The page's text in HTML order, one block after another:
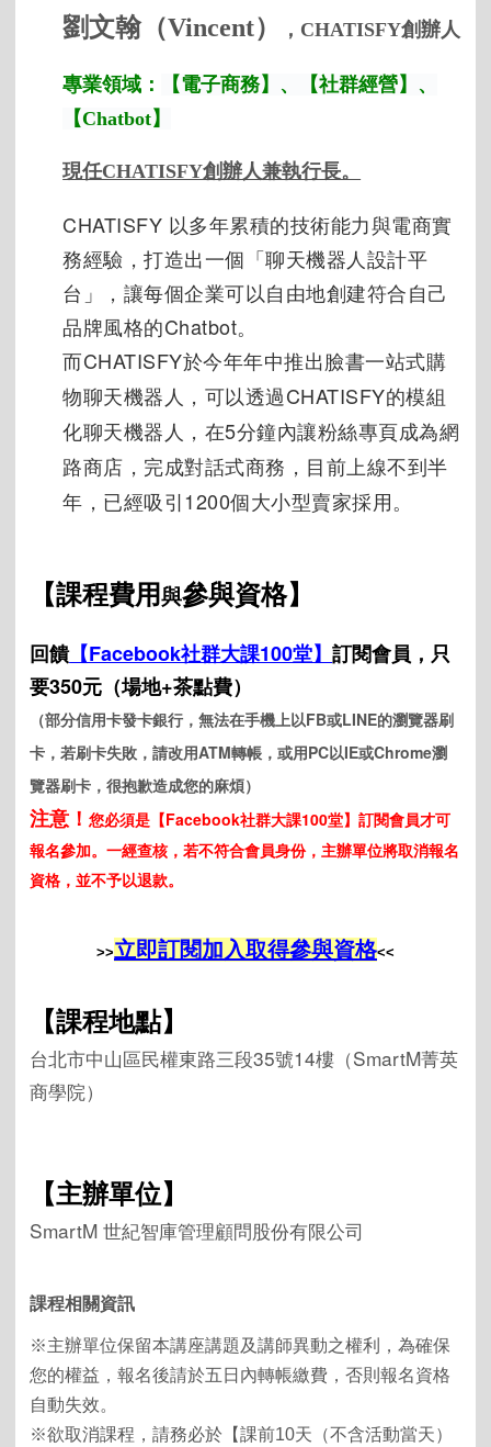
劉文翰（Vincent） ，CHATISFY創辦人
專業領域：
【電子商務】、【社群經營】、
【Chatbot】
現任CHATISFY創辦人兼執行長。
CHATISFY 以多年累積的技術能力與電商實
務經驗，打造出一個「聊天機器人設計平
台」，讓每個企業可以自由地創建符合自己
品牌風格的Chatbot。
而CHATISFY於今年年中推出臉書一站式購
物聊天機器人，可以透過CHATISFY的模組
化聊天機器人，在5分鐘內讓粉絲專頁成為網
路商店，完成對話式商務，目前上線不到半
年，已經吸引1200個大小型賣家採用。
【課程費用與參與資格】
回饋【Facebook社群大課100堂】訂閱會員，只
要350元（場地+茶點費）
（部分信用卡發卡銀行，無法在手機上以FB或LINE的瀏覽器刷
卡，若刷卡失敗，請改用ATM轉帳，或用PC以IE或Chrome瀏
覽器刷卡，很抱歉造成您的麻煩）
注意！您必須是 【Facebook社群大課100堂】訂閱會員才可
報名參加。一經查核，若不符合會員身份，主辦單位將取消報名
資格，並不予以退款。
>>立即訂閱加入取得參與資格<<
【課程地點】
台北市中山區民權東路三段35號14樓（SmartM菁英
商學院）
【主辦單位】
SmartM世紀智庫管理顧問股份有限公司
課程相關資訊
※主辦單位保留本講座講題及講師異動之權利，為確保
您的權益，報名後請於五日內轉帳繳費，否則報名資格
自動失效。
※欲取消課程，請務必於【課前10天（不含活動當天）